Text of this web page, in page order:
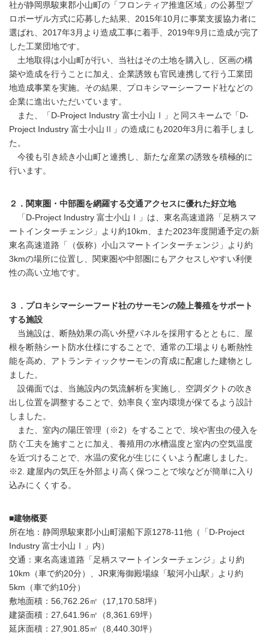
社が静岡県駿東郡小山町の「フロンティア推進区域」の公募型プ
ロポーザル方式に応募した結果、2015年10月に事業支援協力者に
選ばれ、2017年3月より造成工事に着手、2019年9月に造成が完了
した工業団地です。
土地取得は小山町が行い、当社はその土地を購入し、区画の構
築や造成を行うことに加え、企業誘致も官民連携して行う工業団
地造成事業を実施。その結果、プロキシマーシーフード社などの
企業に進出いただいています。
また、「D-Project Industry 富士小山Ⅰ」と同スキームで「D-
Project Industry 富士小山Ⅱ」の造成にも2020年3月に着手しまし
た。
今後も引き続き小山町と連携し、新たな産業の誘致を積極的に
行います。
２．関東圏・中部圏を網羅する交通アクセスに優れた好立地
「D-Project Industry 富士小山Ⅰ」は、東名高速道路「足柄スマ
ートインターチェンジ」より約10km、また2023年度開通予定の新
東名高速道路「（仮称）小山スマートインターチェンジ」より約
3kmの場所に位置し、関東圏や中部圏にもアクセスしやすい利便
性の高い立地です。
３．プロキシマーシーフード社のサーモンの陸上養殖をサポート
する施設
当施設は、断熱効果の高い外壁パネルを採用するとともに、屋
根を断熱シート防水仕様にすることで、通常の工場よりも断熱性
能を高め、アトランティックサーモンの育成に配慮した建物とし
ました。
設備面では、当施設内の気流解析を実施し、空調ダクトの吹き
出し位置を調整することで、効率良く室内環境が保てるよう設計
しました。
また、室内の陽圧管理（※2）をすることで、埃や害虫の侵入を
防ぐ工夫を施すことに加え、養殖用の水槽温度と室内の空気温度
を近づけることで、水温の変化が生じにくいよう配慮しました。
※2. 建屋内の気圧を外部より高く保つことで埃などが簡単に入り
込みにくくする。
■建物概要
所在地：静岡県駿東郡小山町湯船下原1278‐11他（「D-Project
Industry 富士小山Ⅰ」内）
交通：東名高速道路「足柄スマートインターチェンジ」より約
10km（車で約20分）、JR東海御殿場線「駿河小山駅」より約
5km（車で約10分）
敷地面積：56,762.26㎡（17,170.58坪）
建築面積：27,641.96㎡（8,361.69坪）
延床面積：27,901.85㎡（8,440.30坪）